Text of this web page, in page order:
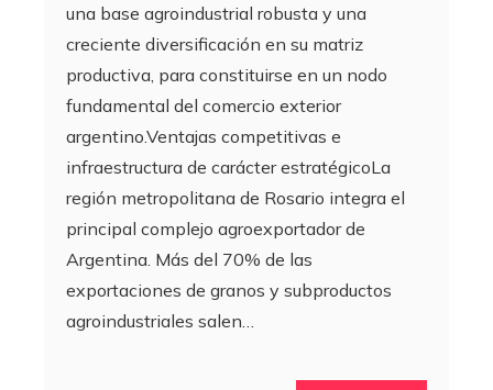
una base agroindustrial robusta y una
creciente diversificación en su matriz
productiva, para constituirse en un nodo
fundamental del comercio exterior
argentino.Ventajas competitivas e
infraestructura de carácter estratégicoLa
región metropolitana de Rosario integra el
principal complejo agroexportador de
Argentina. Más del 70% de las
exportaciones de granos y subproductos
agroindustriales salen…